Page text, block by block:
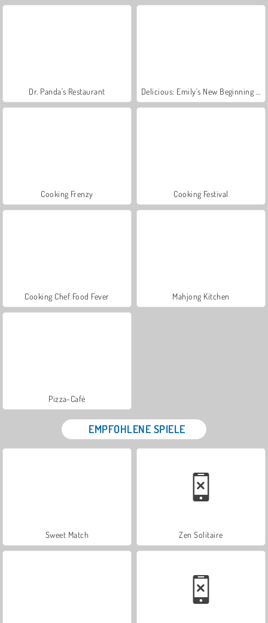
Dr. Panda's Restaurant
Cooking Frenzy Cooking Festival
Cooking Chef Food Fever Mahjong Kitchen
Pizza-Café
EMPFOHLENE SPIELE
Sweet Match Zen Solitaire